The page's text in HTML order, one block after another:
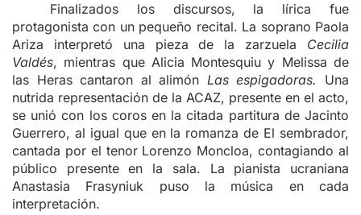
Finalizados los discursos, la lírica fue
protagonista con un pequeño recital. La soprano Paola
Ariza interpretó una pieza de la zarzuela Cecilia
Valdés, mientras que Alicia Montesquiu y Melissa de
las Heras cantaron al alimón Las espigadoras. Una
nutrida representación de la ACAZ, presente en el acto,
se unió con los coros en la citada partitura de Jacinto
Guerrero, al igual que en la romanza de El sembrador,
cantada por el tenor Lorenzo Moncloa, contagiando al
público presente en la sala. La pianista ucraniana
Anastasia Frasyniuk puso la música en cada
interpretación.